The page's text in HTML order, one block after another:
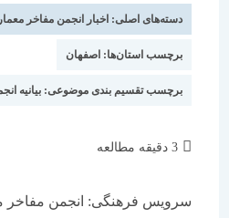
است:
دسته‌های اصلی:اخبار انجمن مفاخر معماری ایران
برچسب استان‌ها:اصفهان
برچسب تقسیم بندی موضوعی:بیانیه انجمن
سرویس فرهنگی: انجمن مفاخر